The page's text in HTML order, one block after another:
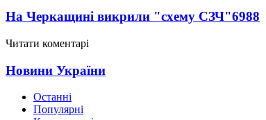
На Черкащині викрили "схему СЗЧ"6988
Читати коментарі
Новини України
Останні
Популярні